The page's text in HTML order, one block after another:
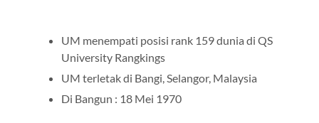
UM menempati posisi rank 159 dunia di QS
University Rangkings
UM terletak di Bangi, Selangor, Malaysia
Di Bangun : 18 Mei 1970